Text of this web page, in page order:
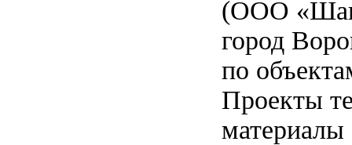
(ООО
город
по
Проекты